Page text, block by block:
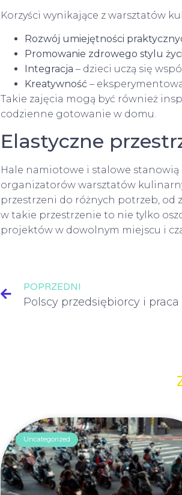
Korzyści wynikające z warsztatów
Rozwój umiejętności
Promowanie zdrowego stylu
Integracja – dzieci uczą się
Kreatywność –
Takie zajęcia mogą być również
codzienne gotowanie w domu.
Elastyczne
Hale namiotowe i stalowe stanowią
organizatorów warsztatów
przestrzeni do różnych potrzeb, od
w takie przestrzenie to nie tylko
projektów w dowolnym miejscu i
POPRZEDNI
Uncategorized